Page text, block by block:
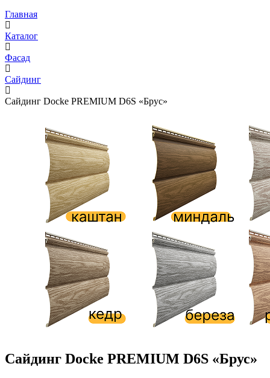
Главная
Каталог
Фасад
Сайдинг
Сайдинг Docke PREMIUM D6S «Брус»
Сайдинг Docke PREMIUM D6S «Брус»